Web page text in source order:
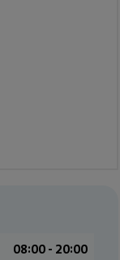
08:00 ­- 20:00